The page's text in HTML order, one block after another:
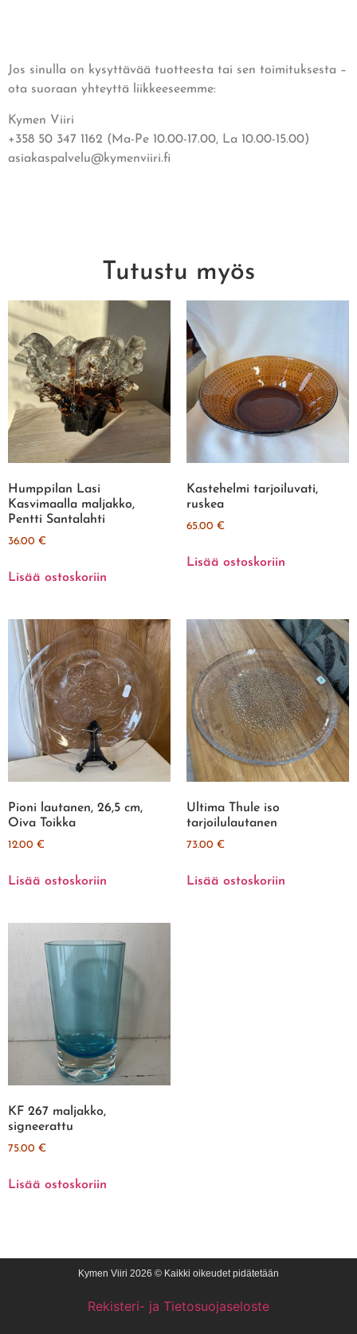
Jos sinulla on kysyttävää tuotteesta tai sen toimituksesta –
ota suoraan yhteyttä liikkeeseemme:
Kymen Viiri
+358 50 347 1162 (Ma-Pe 10.00-17.00, La 10.00-15.00)
asiakaspalvelu@kymenviiri.fi
Tutustu myös
Humppilan Lasi
Kasvimaalla maljakko,
Pentti Santalahti
36.00 €
Lisää ostoskoriin
Kastehelmi tarjoiluvati,
ruskea
65.00 €
Lisää ostoskoriin
Pioni lautanen, 26,5 cm,
Oiva Toikka
12.00 €
Lisää ostoskoriin
Ultima Thule iso
tarjoilulautanen
73.00 €
Lisää ostoskoriin
KF 267 maljakko,
signeerattu
75.00 €
Lisää ostoskoriin
Kymen Viiri 2026 © Kaikki oikeudet pidätetään
Rekisteri- ja Tietosuojaseloste